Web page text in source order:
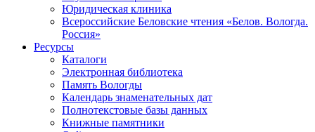
Юридическая клиника
Всероссийские Беловские чтения «Белов. Вологда.
Россия»
Ресурсы
Каталоги
Электронная библиотека
Память Вологды
Календарь знаменательных дат
Полнотекстовые базы данных
Книжные памятники